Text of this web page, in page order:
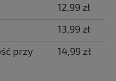
12,99 zł
13,99 zł
przy
14,99 zł